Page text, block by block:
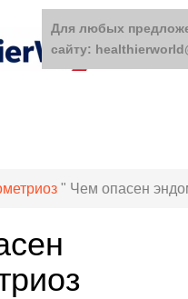
" Чем опасен
Для любых
сайту: